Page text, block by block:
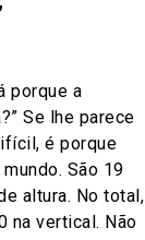
porque a
Se lhe parece
é porque
São 19
altura. No total,
na vertical. Não